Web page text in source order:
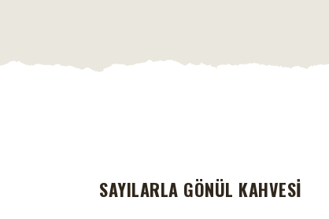
SAYILARLA GÖNÜL KAHVESİ